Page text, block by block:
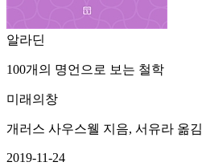
알라딘
100개의 명언으로 보는 철학
미래의창
개러스 사우스웰 지음, 서유라 옮김
2019-11-24